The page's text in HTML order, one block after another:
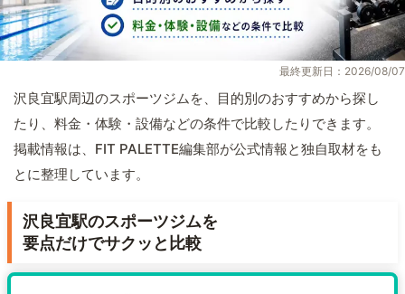
最終更新日：2026/08/07
沢良宜駅周辺のスポーツジムを、目的別のおすすめから探し
たり、料金・体験・設備などの条件で比較したりできます。
掲載情報は、FIT PALETTE編集部が公式情報と独自取材をも
とに整理しています。
沢良宜駅のスポーツジムを
要点だけでサクッと比較